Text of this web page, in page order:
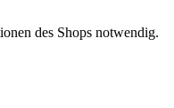
des Shops notwendig.